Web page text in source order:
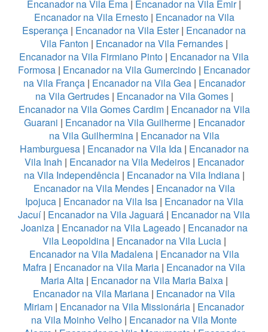
Encanador na Vila Ema | Encanador na Vila Emir|
Encanador na Vila Ernesto| Encanador na Vila
Esperança | Encanador na Vila Ester| Encanador na
Vila Fanton | Encanador na Vila Fernandes |
Encanador na Vila Firmiano Pinto | Encanador na Vila
Formosa | Encanador na Vila Gumercindo | Encanador
na Vila França| Encanador na Vila Gea| Encanador
na Vila Gertrudes| Encanador na Vila Gomes|
Encanador na Vila Gomes Cardim| Encanador na Vila
Guarani | Encanador na Vila Guilherme| Encanador
na Vila Guilhermina| Encanador na Vila
Hamburguesa| Encanador na Vila Ida| Encanador na
Vila Inah | Encanador na Vila Medeiros| Encanador
na Vila Independência| Encanador na Vila Indiana|
Encanador na Vila Mendes| Encanador na Vila
Ipojuca| Encanador na Vila Isa| Encanador na Vila
Jacuí| Encanador na Vila Jaguará | Encanador na Vila
Joaniza| Encanador na Vila Lageado| Encanador na
Vila Leopoldina| Encanador na Vila Lucia|
Encanador na Vila Madalena| Encanador na Vila
Mafra | Encanador na Vila Maria | Encanador na Vila
Maria Alta| Encanador na Vila Maria Baixa|
Encanador na Vila Mariana | Encanador na Vila
Miriam | Encanador na Vila Missionária | Encanador
na Vila Moinho Velho | Encanador na Vila Monte